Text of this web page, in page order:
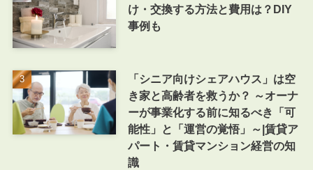
け・交換する方法と費用は？DIY
事例も
「シニア向けシェアハウス」は空
き家と高齢者を救うか？ ～オーナ
ーが事業化する前に知るべき「可
能性」と「運営の覚悟」～|賃貸ア
パート・賃貸マンション経営の知
識